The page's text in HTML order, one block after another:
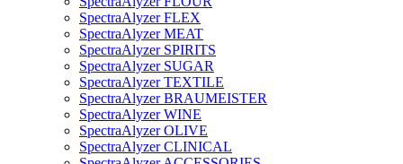
SpectraAlyzer FLEX
SpectraAlyzer MEAT
SpectraAlyzer SPIRITS
SpectraAlyzer SUGAR
SpectraAlyzer TEXTILE
SpectraAlyzer BRAUMEISTER
SpectraAlyzer WINE
SpectraAlyzer OLIVE
SpectraAlyzer CLINICAL